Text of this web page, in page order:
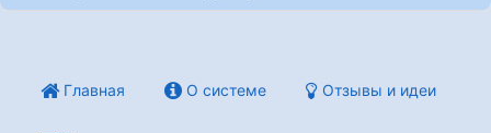
Главная О системе Отзывы и идеи